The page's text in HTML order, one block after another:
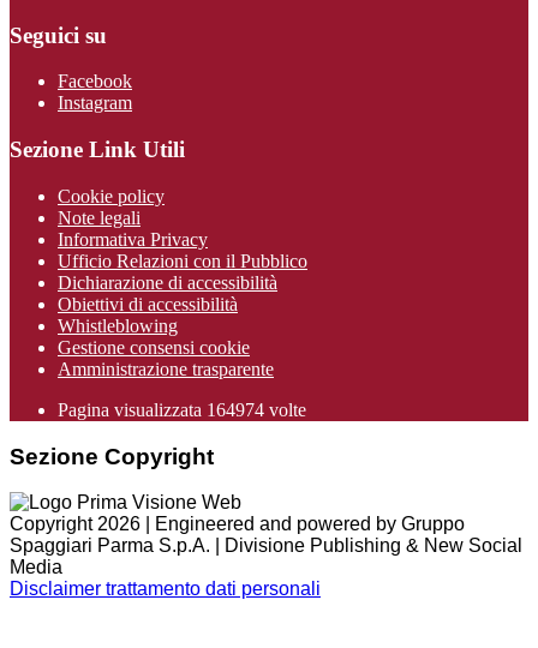
Seguici su
Facebook
Instagram
Sezione Link Utili
Cookie policy
Note legali
Informativa Privacy
Ufficio Relazioni con il Pubblico
Dichiarazione di accessibilità
Obiettivi di accessibilità
Whistleblowing
Gestione consensi cookie
Amministrazione trasparente
Pagina visualizzata 164974 volte
Sezione Copyright
Copyright 2026 | Engineered and powered by Gruppo
Spaggiari Parma S.p.A. | Divisione Publishing & New Social
Media
Disclaimer trattamento dati personali